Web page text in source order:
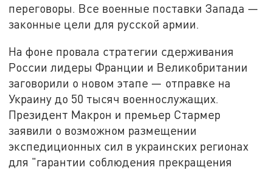
переговоры. Все военные поставки Запада —
законные цели для русской армии.
На фоне провала стратегии сдерживания
России лидеры Франции и Великобритании
заговорили о новом этапе — отправке на
Украину до 50 тысяч военнослужащих.
Президент Макрон и премьер Стармер
заявили о возможном размещении
экспедиционных сил в украинских регионах
для "гарантии соблюдения прекращения